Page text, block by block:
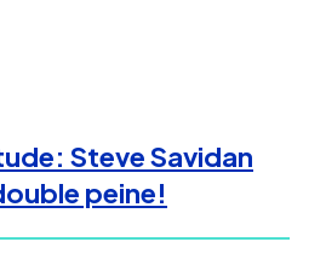
Steve Savidan
peine!